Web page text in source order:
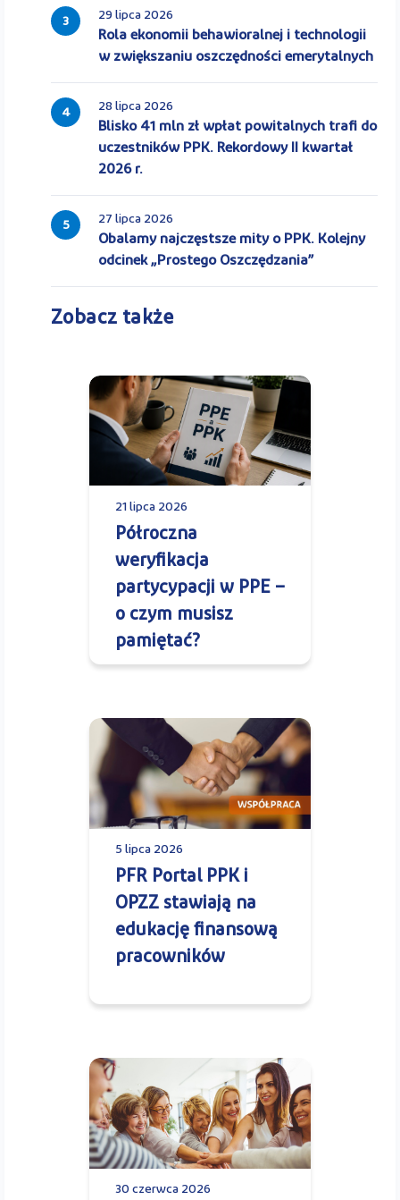
3 29 lipca 2026
Rola ekonomii behawioralnej i technologii
w zwiększaniu oszczędności emerytalnych
4 28 lipca 2026
Blisko 41 mln zł wpłat powitalnych trafi do
uczestników PPK. Rekordowy II kwartał
2026 r.
5 27 lipca 2026
Obalamy najczęstsze mity o PPK. Kolejny
odcinek „Prostego Oszczędzania”
Zobacz także
21 lipca 2026
Półroczna
weryfikacja
partycypacji w PPE –
o czym musisz
pamiętać?
5 lipca 2026
PFR Portal PPK i
OPZZ stawiają na
edukację finansową
pracowników
30 czerwca 2026